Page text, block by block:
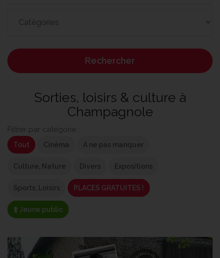
Rechercher
Sorties, loisirs & culture à
Champagnole
Filtrer par catégorie :
Tout Cinéma A ne pas manquer
Culture, Nature Divers Expositions
Sports, Loisirs PLACES GRATUITES !
Jeune public